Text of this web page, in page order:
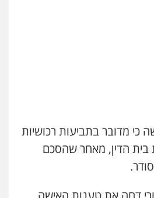
קניג
כלכלי צבאי
כי מדובר בתביעות רכושיות
בית הדין, מאחר שהסכם